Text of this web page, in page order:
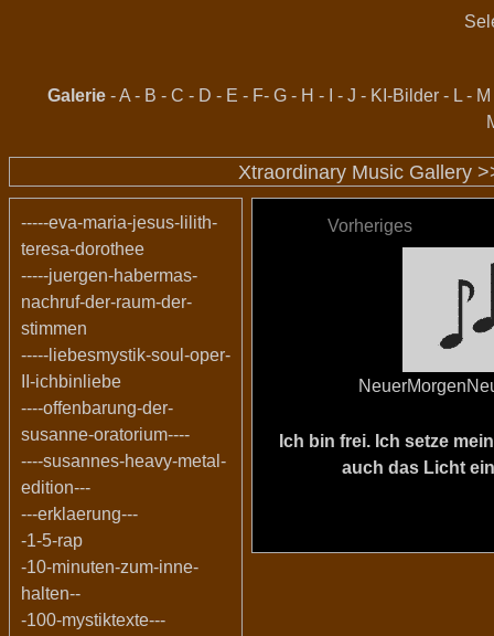
Galerie -A - B - C - D - E - F- G - H - - J - KI-Bilder - L - M
Xtraordinary Music Gallery
-----eva-maria-jesus-lilith-
teresa-dorothee
-----juergen-habermas-
nachruf-der-raum-der-
stimmen
-----liebesmystik-soul-oper-
II-ichbinliebe
----offenbarung-der-
susanne-oratorium----
----susannes-heavy-metal-
edition---
---erklaerung---
-1-5-rap
-10-minuten-zum-inne-
halten--
-100-mystiktexte---
Vorheriges
Ich bin frei. Ich setze
auch das Licht